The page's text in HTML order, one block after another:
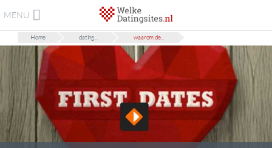
MENU
Home dating... waarom de...